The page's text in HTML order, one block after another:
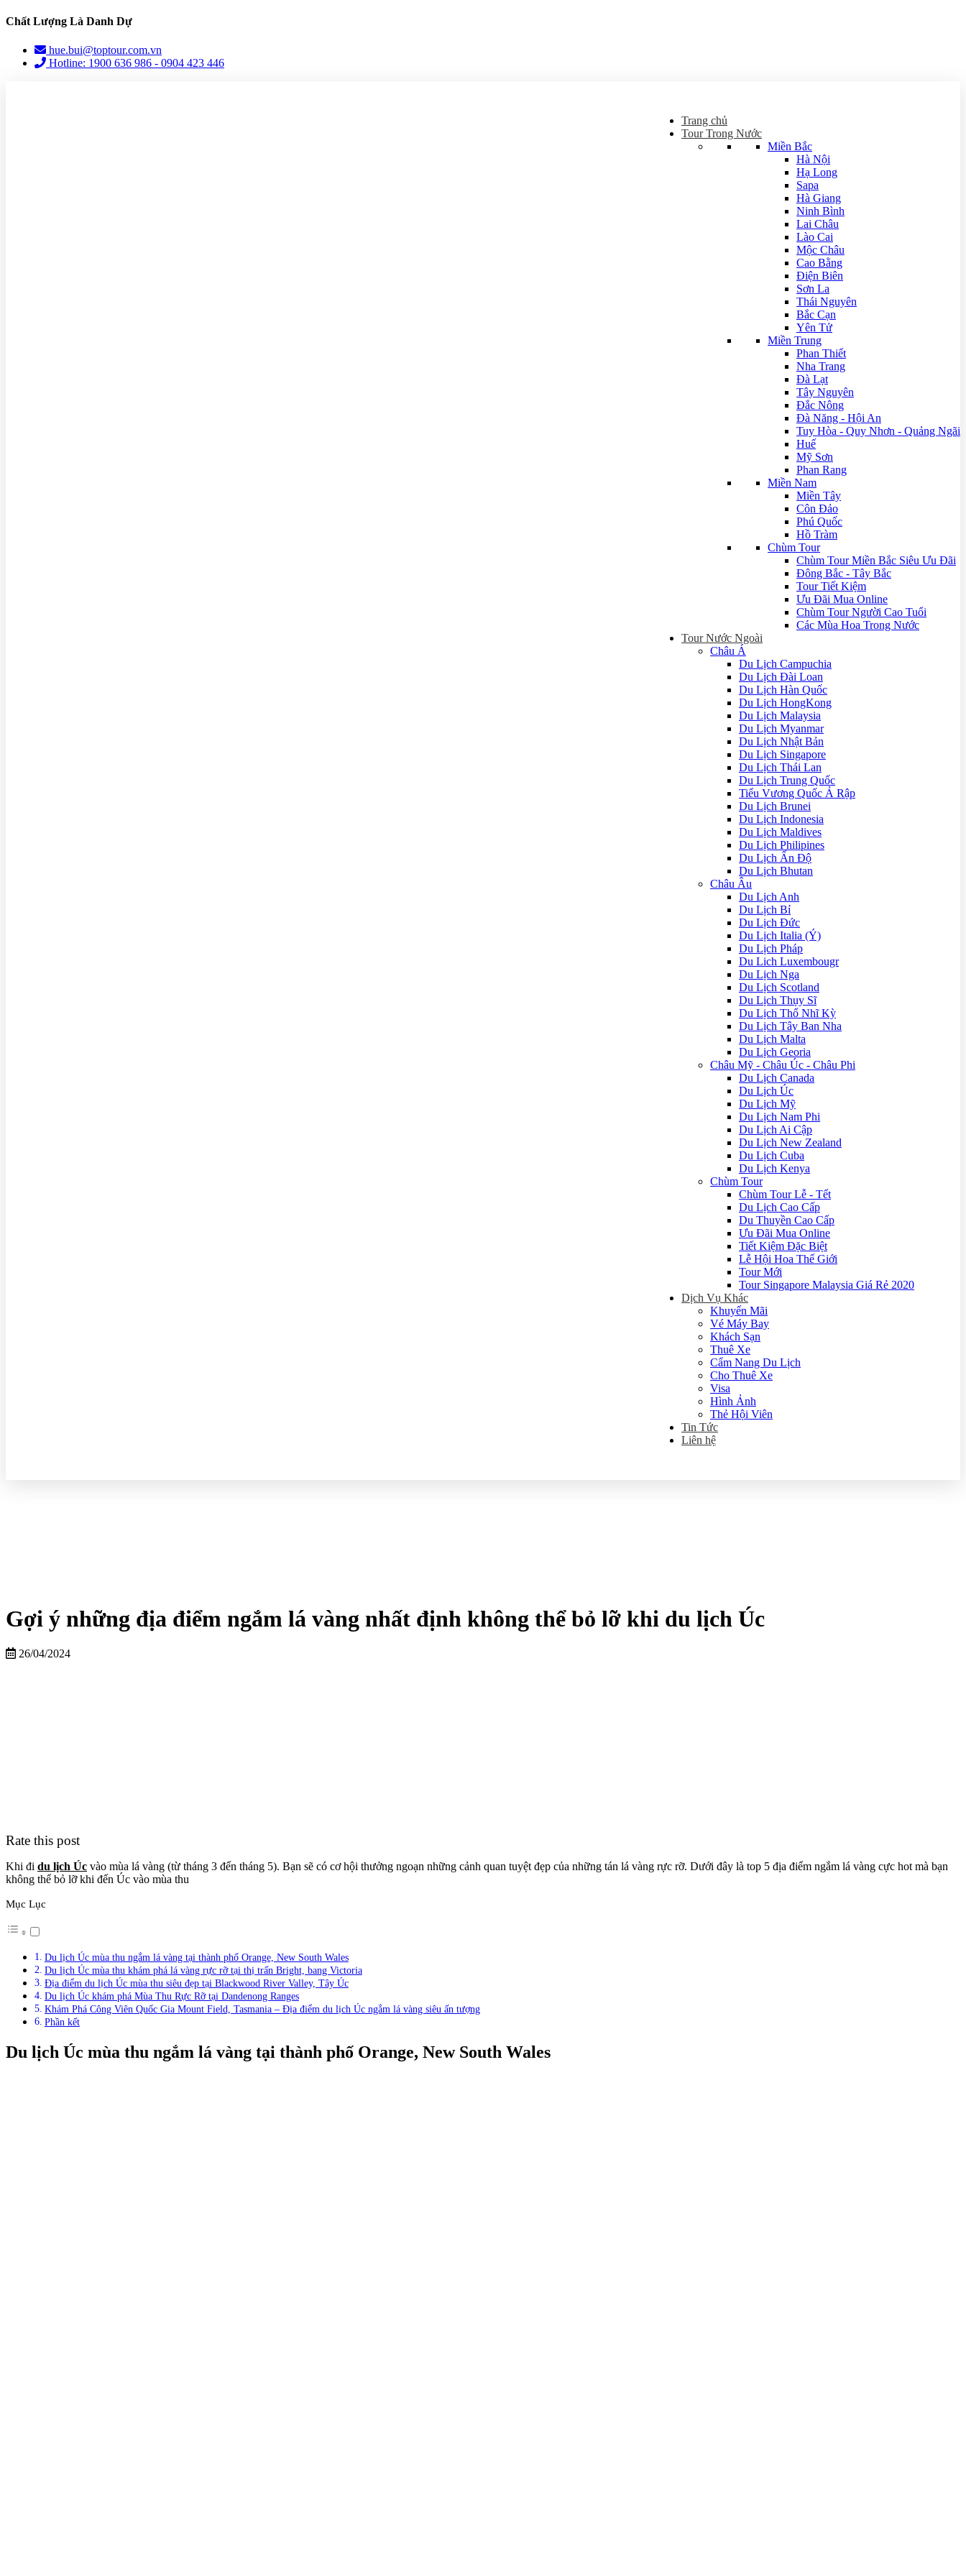
Chất Lượng Là Danh Dự
hue.bui@toptour.com.vn
Hotline: 1900 636 986 - 0904 423 446
Trang chủ
Tour Trong Nước
Miền Bắc
Hà Nội
Hạ Long
Sapa
Hà Giang
Ninh Bình
Lai Châu
Lào Cai
Mộc Châu
Cao Bằng
Điện Biên
Sơn La
Thái Nguyên
Bắc Cạn
Yên Tử
Miền Trung
Phan Thiết
Nha Trang
Đà Lạt
Tây Nguyên
Đắc Nông
Đà Năng - Hội An
Tuy Hòa - Quy Nhơn - Quảng Ngãi
Huế
Mỹ Sơn
Phan Rang
Miền Nam
Miền Tây
Côn Đảo
Phú Quốc
Hồ Tràm
Chùm Tour
Chùm Tour Miền Bắc Siêu Ưu Đãi
Đông Bắc - Tây Bắc
Tour Tiết Kiệm
Ưu Đãi Mua Online
Chùm Tour Người Cao Tuổi
Các Mùa Hoa Trong Nước
Tour Nước Ngoài
Châu Á
Du Lịch Campuchia
Du Lịch Đài Loan
Du Lịch Hàn Quốc
Du Lịch HongKong
Du Lịch Malaysia
Du Lịch Myanmar
Du Lịch Nhật Bản
Du Lịch Singapore
Du Lịch Thái Lan
Du Lịch Trung Quốc
Tiểu Vương Quốc Ả Rập
Du Lịch Brunei
Du Lịch Indonesia
Du Lịch Maldives
Du Lịch Philipines
Du Lịch Ấn Độ
Du Lịch Bhutan
Châu Âu
Du Lịch Anh
Du Lịch Bỉ
Du Lịch Đức
Du Lịch Italia (Ý)
Du Lịch Pháp
Du Lich Luxembougr
Du Lịch Nga
Du Lịch Scotland
Du Lịch Thụy Sĩ
Du Lịch Thổ Nhĩ Kỳ
Du Lịch Tây Ban Nha
Du Lịch Malta
Du Lịch Georia
Châu Mỹ - Châu Úc - Châu Phi
Du Lịch Canada
Du Lịch Úc
Du Lịch Mỹ
Du Lịch Nam Phi
Du Lịch Ai Cập
Du Lịch New Zealand
Du Lịch Cuba
Du Lịch Kenya
Chùm Tour
Chùm Tour Lễ - Tết
Du Lịch Cao Cấp
Du Thuyền Cao Cấp
Ưu Đãi Mua Online
Tiết Kiệm Đặc Biệt
Lễ Hội Hoa Thế Giới
Tour Mới
Tour Singapore Malaysia Giá Rẻ 2020
Dịch Vụ Khác
Khuyến Mãi
Vé Máy Bay
Khách Sạn
Thuê Xe
Cẩm Nang Du Lịch
Cho Thuê Xe
Visa
Hình Ảnh
Thẻ Hội Viên
Tin Tức
Liên hệ
Gợi ý những địa điểm ngắm lá vàng nhất định không thể bỏ lỡ khi du lịch Úc
26/04/2024
Rate this post
Khi đi du lịch Úc vào mùa lá vàng (từ tháng 3 đến tháng 5). Bạn sẽ có cơ hội thưởng ngoạn những cảnh quan tuyệt đẹp của những tán lá vàng rực rỡ. Dưới đây là top 5 địa điểm ngắm lá vàng cực hot mà bạn
không thể bỏ lỡ khi đến Úc vào mùa thu
Mục Lục
Du lịch Úc mùa thu ngắm lá vàng tại thành phố Orange, New South Wales
Du lịch Úc mùa thu khám phá lá vàng rực rỡ tại thị trấn Bright, bang Victoria
Địa điểm du lịch Úc mùa thu siêu đẹp tại Blackwood River Valley, Tây Úc
Du lịch Úc khám phá Mùa Thu Rực Rỡ tại Dandenong Ranges
Khám Phá Công Viên Quốc Gia Mount Field, Tasmania – Địa điểm du lịch Úc ngắm lá vàng siêu ấn tượng
Phần kết
Du lịch Úc mùa thu ngắm lá vàng tại thành phố Orange, New South Wales